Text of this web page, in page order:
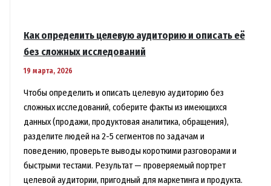
Как определить целевую аудиторию и описать её
без сложных исследований
19 марта, 2026
Чтобы определить и описать целевую аудиторию без
сложных исследований, соберите факты из имеющихся
данных (продажи, продуктовая аналитика, обращения),
разделите людей на 2-5 сегментов по задачам и
поведению, проверьте выводы короткими разговорами и
быстрыми тестами. Результат — проверяемый портрет
целевой аудитории, пригодный для маркетинга и продукта.